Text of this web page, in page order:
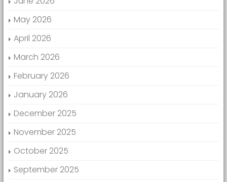
May 2026
April 2026
March 2026
February 2026
January 2026
December 2025
November 2025
October 2025
September 2025